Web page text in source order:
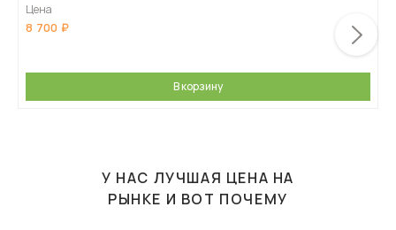
Цена
8 700
В корзину
У НАС ЛУЧШАЯ ЦЕНА НА
РЫНКЕ И ВОТ ПОЧЕМУ